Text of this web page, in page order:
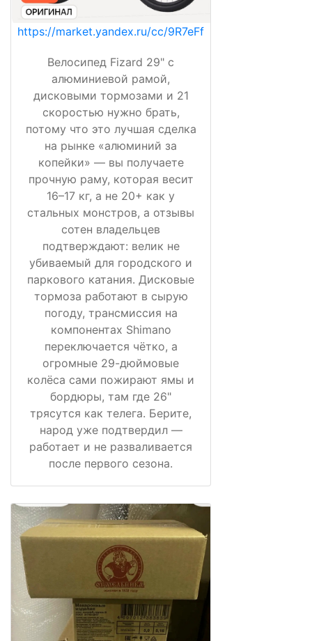
https://market.yandex.ru/cc/9R7eFf
Велосипед Fizard 29" с
алюминиевой рамой,
дисковыми тормозами и 21
скоростью нужно брать,
потому что это лучшая сделка
на рынке «алюминий за
копейки» — вы получаете
прочную раму, которая весит
16–17 кг, а не 20+ как у
стальных монстров, а отзывы
сотен владельцев
подтверждают: велик не
убиваемый для городского и
паркового катания. Дисковые
тормоза работают в сырую
погоду, трансмиссия на
компонентах Shimano
переключается чётко, а
огромные 29-дюймовые
колёса сами пожирают ямы и
бордюры, там где 26"
трясутся как телега. Берите,
народ уже подтвердил —
работает и не разваливается
после первого сезона.